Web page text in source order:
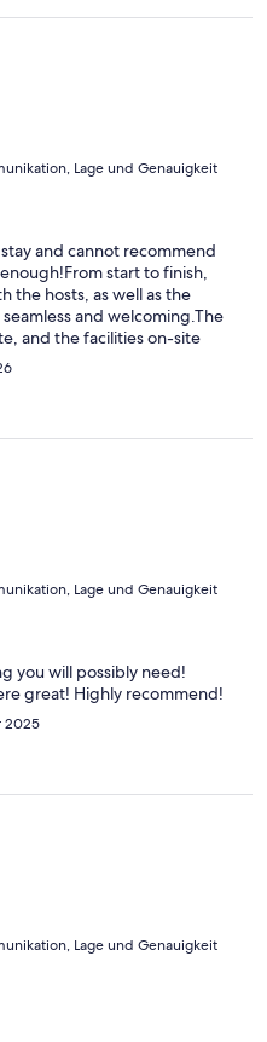
(Mindestaufenthalt 4 Nächte)
(Mindestaufenthalt 4 Nächte)
pro Nacht
pro Nacht
(Mindestaufenthalt 4
pro Nacht
pro Nacht
sind unten aufgeführt
Nacht
(Mindestaufenthalt 4 Nächte)
pro Nacht
(Mindestaufenthalt 4
Lage und Genauigkeit
and cannot recommend
start to finish,
the hosts, as well as the
and welcoming.The
and the facilities on-site
grateful for the
stay feel extra
trip to the Cairns region, and
else looking for the perfect
Lage und Genauigkeit
you will possibly need!
great! Highly recommend!
2025
Lage und Genauigkeit